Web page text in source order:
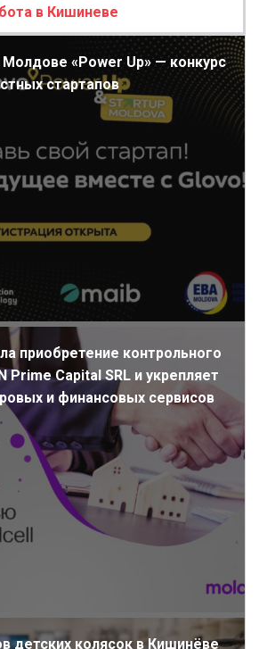
в Кишиневе
Молдове «Power Up» — конкурс
стартапов
приобретение контрольного
Prime Capital SRL и укрепляет
и финансовых сервисов
детских колясок в Кишинёве